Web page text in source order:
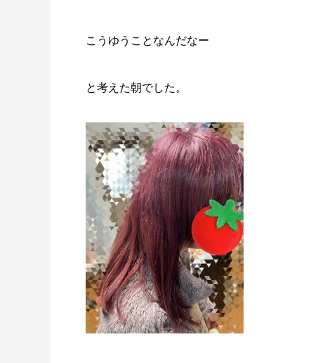
こうゆうことなんだなー
と考えた朝でした。